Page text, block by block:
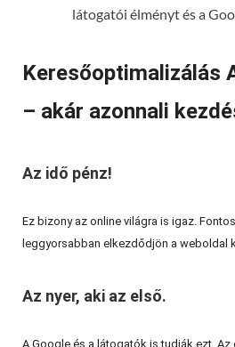
látogatói élményt és a
Keresőoptimalizálás
– akár azonnali
Az idő pénz!
Ez bizony az online világra is igaz.
leggyorsabban elkezdődjön a weboldal
Az nyer, aki az első.
A Google és a látogatók is tudják ezt.